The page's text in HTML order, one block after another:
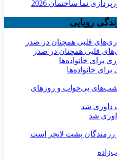
نما ساختمان 2026
رویایی
قلبی همچنان در صدر
خانواده‌ها
شب‌های بی‌خواب و روزهای
شد
رزمندگان پشت لانچر است